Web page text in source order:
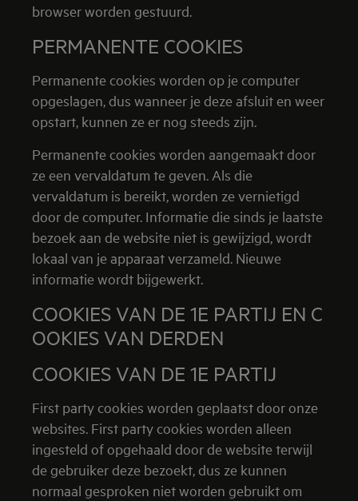
browser worden gestuurd.
PERMANENTE COOKIES
Permanente cookies worden op je computer
opgeslagen, dus wanneer je deze afsluit en weer
opstart, kunnen ze er nog steeds zijn.
Permanente cookies worden aangemaakt door
ze een vervaldatum te geven. Als die
vervaldatum is bereikt, worden ze vernietigd
door de computer. Informatie die sinds je laatste
bezoek aan de website niet is gewijzigd, wordt
lokaal van je apparaat verzameld. Nieuwe
informatie wordt bijgewerkt.
COOKIES VAN DE 1E PARTIJ EN C
OOKIES VAN DERDEN
COOKIES VAN DE 1E PARTIJ
First party cookies worden geplaatst door onze
websites. First party cookies worden alleen
ingesteld of opgehaald door de website terwijl
de gebruiker deze bezoekt, dus ze kunnen
normaal gesproken niet worden gebruikt om